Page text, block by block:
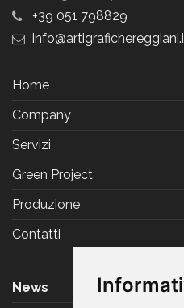
+39 051 798829
info
artigrafichereggiani
Home
Company
Servizi
Green Project
Produzione
Contatti
News